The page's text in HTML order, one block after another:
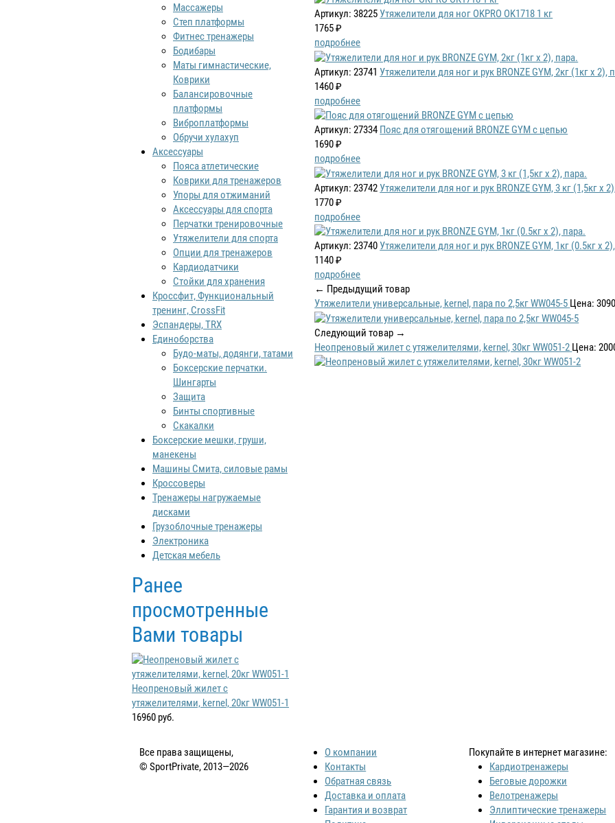
Артикул: 38225Утяжелители для ног OKPRO OK1718 1 кг
1765 ₽
подробнее
Артикул: 23741 Утяжелители для ног и рук BRONZE GYM, 2кг (1кг х 2),
1460 ₽
подробнее
Артикул: 27334 Пояс для отягощений BRONZE GYM с цепью
1690 ₽
подробнее
Артикул: 23742Утяжелители для ног и рук BRONZE GYM, 3 кг (1,5кг х
1770 ₽
подробнее
Артикул: 23740Утяжелители для ног и рук BRONZE GYM, 1кг (0.5кг х
1140 ₽
подробнее
← Предыдущий товар
Утяжелители универсальные, kernel, пара по 2,5кг WW045-5 Цена:
Следующий товар →
Неопреновый жилет с утяжелителями, kernel, 30кг WW051-2 Цена:
Массажеры
Степ платформы
Фитнес тренажеры
Бодибары
Маты гимнастические,
Коврики
Балансировочные
платформы
Виброплатформы
Обручи хулахуп
Аксессуары
Пояса атлетические
Коврики для тренажеров
Упоры для отжиманий
Аксессуары для спорта
Перчатки тренировочные
Утяжелители для спорта
Опции для тренажеров
Кардиодатчики
Стойки для хранения
Кроссфит, Функциональный
тренинг, CrossFit
Эспандеры, TRX
Единоборства
Будо-маты, додянги, татами
Боксерские перчатки.
Шингарты
Защита
Бинты спортивные
Скакалки
Боксерские мешки, груши,
манекены
Машины Смита, силовые рамы
Кроссоверы
Тренажеры нагружаемые
дисками
Грузоблочные тренажеры
Электроника
Детская мебель
Ранее
просмотренные
Вами товары
Неопреновый жилет с
утяжелителями, kernel, 20кг WW051-1
16960 руб.
Все права защищены,
© SportPrivate, 2013—2026
О компании
Контакты
Обратная связь
Доставка и оплата
Гарантия и возврат
Покупайте в интернет магазине:
Кардиотренажеры
Беговые дорожки
Велотренажеры
Эллиптические тренажеры